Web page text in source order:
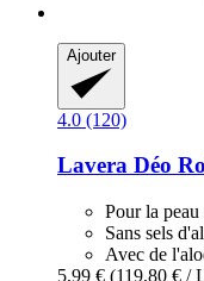
Ajouter
4.0 (120)
Lavera Déo
Pour la peau
Sans sels
Avec de
5,99 € (119,80 € /